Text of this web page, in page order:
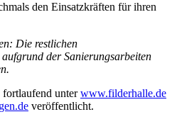
den Einsatzkräften für ihren
Die restlichen
aufgrund der Sanierungsarbeiten
unterwww.filderhalle.de
veröffentlicht.